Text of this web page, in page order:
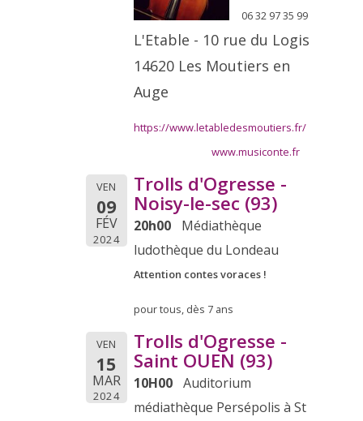
06 32 97 35 99
L'Etable - 10 rue du Logis
14620 Les Moutiers en
Auge
https://www.letabledesmoutiers.fr/
www.musiconte.fr
VEN
09
FÉV
2024
Trolls d'Ogresse -
Noisy-le-sec (93)
20h00
Médiathèque
ludothèque du Londeau
Attention contes voraces !
pour tous, dès 7 ans
VEN
15
MAR
2024
Trolls d'Ogresse -
Saint OUEN (93)
10H00 Auditorium
médiathèque Persépolis à St